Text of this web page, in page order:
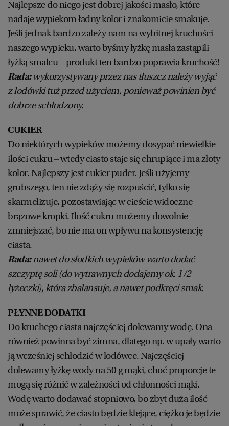
ZAKOPANE
ZIELONA GÓRA
Najlepsze do niego jest dobrej jakości masło, które
nadaje wypiekom ładny kolor i znakomicie smakuje.
Jeśli jednak bardzo zależy nam na wybitnej kruchości
naszego wypieku, warto byśmy łyżkę masła zastąpili
łyżką smalcu – produkt ten bardzo poprawia kruchość!
Rada:wykorzystywany przez nas tłuszcz należy wyjąć
z lodówki tuż przed użyciem, ponieważ powinien być
dobrze schłodzony.
CUKIER
Do niektórych wypieków możemy dosypać niewielkie
ilości cukru – wtedy ciasto staje się chrupiące i ma złoty
kolor. Najlepszy jest cukier puder. Jeśli użyjemy
grubszego, ten nie zdąży się rozpuścić, tylko się
skarmelizuje, pozostawiając w cieście widoczne
brązowe kropki. Ilość cukru możemy dowolnie
zmniejszać, bo nie ma on wpływu na konsystencję
ciasta.
Rada:nawet do słodkich wypieków warto dodać
szczyptę soli (do wytrawnych dodajemy ok. 1/2
łyżeczki), która zbalansuje, a nawet podkręci smak.
PŁYNNE DODATKI
Do kruchego ciasta najczęściej dolewamy wodę. Ona
również powinna być zimna, dlatego np. w upały warto
ją wcześniej schłodzić w lodówce. Najczęściej
dolewamy łyżkę wody na 50 g mąki, choć proporcje te
mogą się różnić w zależności od chłonności mąki.
Wodę warto dodawać stopniowo, bo zbyt duża ilość
może sprawić, że ciasto będzie klejące, ciężko je będzie